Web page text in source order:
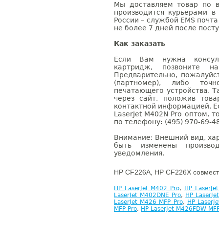
Мы доставляем товар по
производится курьерами
России – службой EMS
не более 7 дней после
Как заказать
Если Вам нужна
картридж, позвоните
Предварительно,
(партномер), либо
печатающего устройства.
через сайт, положив
контактной информацией.
LaserJet M402N Pro оптом,
по телефону: (495) 970-69-
Внимание: Внешний вид,
быть изменены
уведомления.
HP CF226A, HP CF226X
HP LaserJet M402 Pro,
HP
LaserJet M402DNE Pro, HP
LaserJet M426 MFP Pro, HP
MFP Pro, HP LaserJet M426FDW